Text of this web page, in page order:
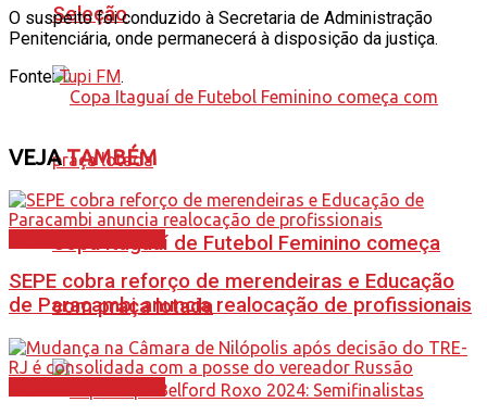
Seleção
Copa Itaguaí de Futebol Feminino começa
com praça lotada
O suspeito foi conduzido à Secretaria de Administração
Penitenciária, onde permanecerá à disposição da justiça.
Fonte:Tupi FM.
VEJATAMBÉM
SEPE cobra reforço de merendeiras e Educação
de Paracambi anuncia realocação de profissionais